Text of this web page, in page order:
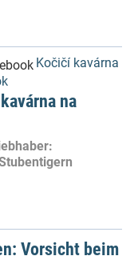
Kočičí kavárna
na
Vorsicht beim